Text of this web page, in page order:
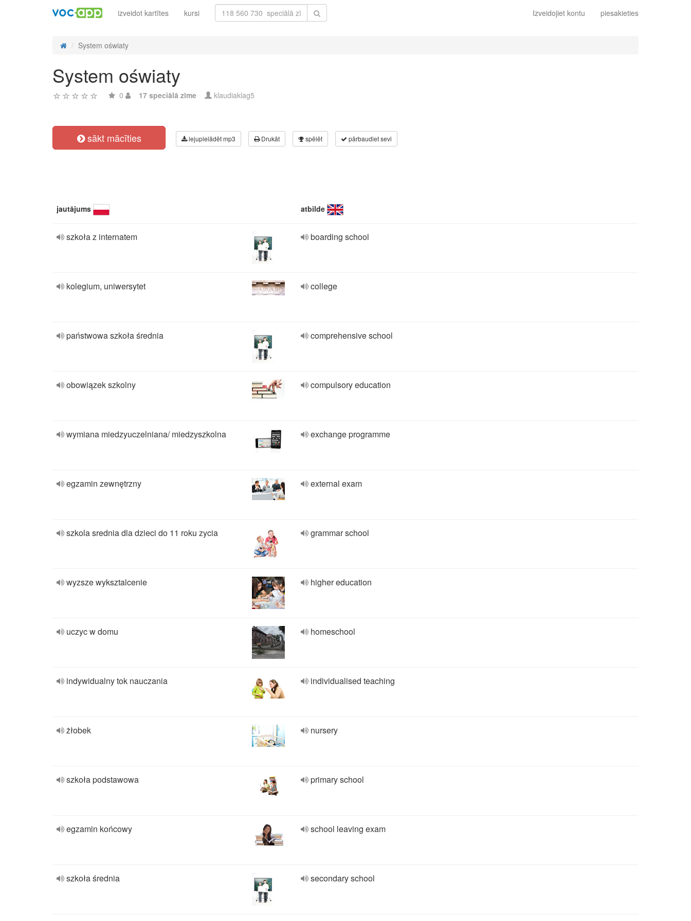
Izveidojiet kontu piesakieties
izveidot kartītes kursi
System oświaty
System oświaty
0 17 speciālā zīme klaudiaklag5
sākt mācīties lejupielādēt mp3 Drukāt spēlēt pārbaudiet sevi
jautājums atbilde
szkoła z internatem boarding school
kolegium, uniwersytet college
państwowa szkoła średnia comprehensive school
obowiązek szkolny compulsory education
wymiana miedzyuczelniana/ miedzyszkolna exchange programme
egzamin zewnętrzny external exam
szkola srednia dla dzieci do 11 roku zycia grammar school
wyzsze wyksztalcenie higher education
uczyc w domu homeschool
indywidualny tok nauczania individualised teaching
żłobek nursery
szkoła podstawowa primary school
egzamin końcowy school leaving exam
szkoła średnia secondary school